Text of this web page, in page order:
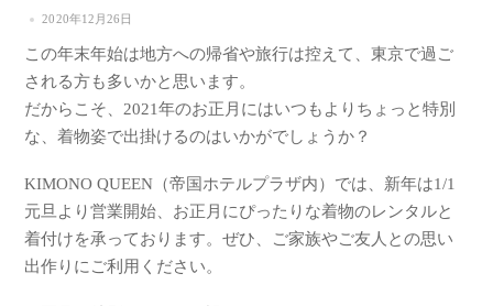
2020年12月26日
この年末年始は地方への帰省や旅行は控えて、東京で過ご
される方も多いかと思います。
だからこそ、2021年のお正月にはいつもよりちょっと特別
な、着物姿で出掛けるのはいかがでしょうか？
KIMONO QUEEN（帝国ホテルプラザ内）では、新年は1/1
元旦より営業開始、お正月にぴったりな着物のレンタルと
着付けを承っております。ぜひ、ご家族やご友人との思い
出作りにご利用ください。